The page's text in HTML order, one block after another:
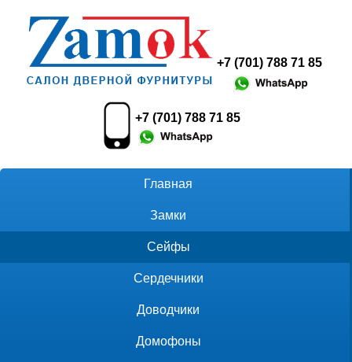
+7 (701) 788 71 85
+7 (701) 788 71 85
Главная
Замки
Сейфы
Сердечники
Доводчики
Домофоны